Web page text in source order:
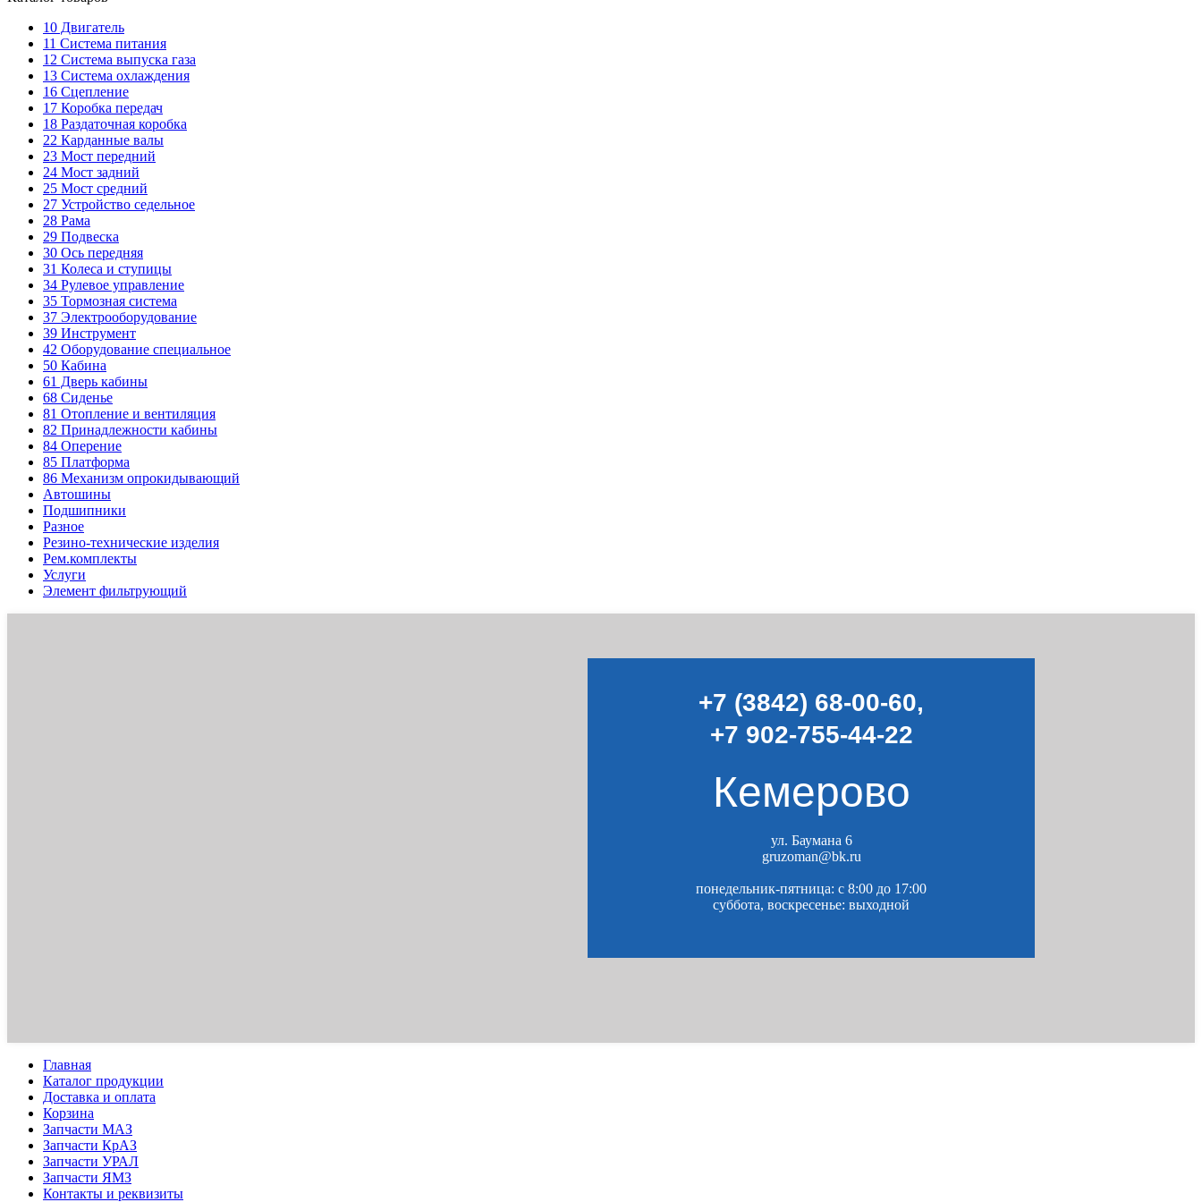
10 Двигатель
11 Система питания
12 Система выпуска газа
13 Система охлаждения
16 Сцепление
17 Коробка передач
18 Раздаточная коробка
22 Карданные валы
23 Мост передний
24 Мост задний
25 Мост средний
27 Устройство седельное
28 Рама
29 Подвеска
30 Ось передняя
31 Колеса и ступицы
34 Рулевое управление
35 Тормозная система
37 Электрооборудование
39 Инструмент
42 Оборудование специальное
50 Кабина
61 Дверь кабины
68 Сиденье
81 Отопление и вентиляция
82 Принадлежности кабины
84 Оперение
85 Платформа
86 Механизм опрокидывающий
Автошины
Подшипники
Разное
Резино-технические изделия
Рем.комплекты
Услуги
Элемент фильтрующий
+7 (3842) 68-00-60,
+7 902-755-44-22
Кемерово
ул. Баумана 6
gruzoman@bk.ru
понедельник-пятница: c 8:00 до 17:00
суббота, воскресенье: выходной
Главная
Каталог продукции
Доставка и оплата
Корзина
Запчасти МАЗ
Запчасти КрАЗ
Запчасти УРАЛ
Запчасти ЯМЗ
Контакты и реквизиты